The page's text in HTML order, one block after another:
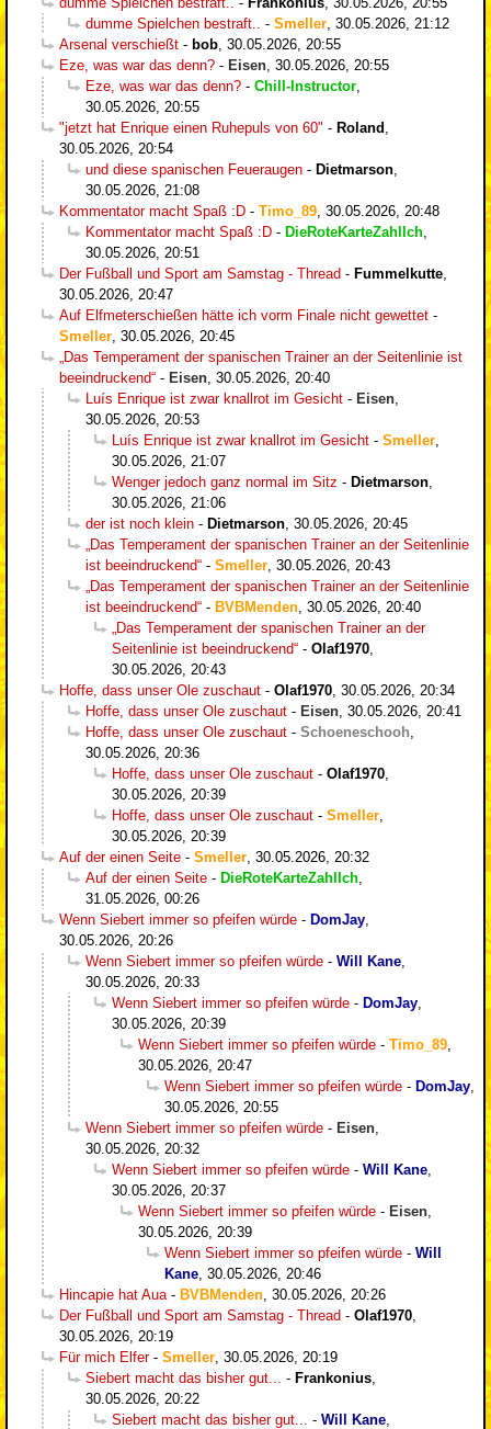
dumme Spielchen bestraft..
- Smeller 30.05.2026, 21:12
Arsenal verschießt - bob 30.05.2026, 20:55
Eze, was war das denn? - Eisen 30.05.2026, 20:55
Eze, was war das denn? - Chill-Instructor
30.05.2026, 20:55
"jetzt hat Enrique einen Ruhepuls von 60" - Roland
30.05.2026, 20:54
und diese spanischen Feueraugen - Dietmarson
30.05.2026, 21:08
Kommentator macht Spaß :D - Timo_89 30.05.2026, 20:48
Kommentator macht Spaß :D - DieRoteKarteZahlIch
30.05.2026, 20:51
Der Fußball und Sport am Samstag - Thread - Fummelkutte
30.05.2026, 20:47
Auf Elfmeterschießen hätte ich vorm Finale nicht gewettet -
Smeller 30.05.2026, 20:45
„Das Temperament der spanischen Trainer an der Seitenlinie ist
beeindruckend“ - Eisen 30.05.2026, 20:40
Luís Enrique ist zwar knallrot im Gesicht - Eisen
30.05.2026, 20:53
Luís Enrique ist zwar knallrot im Gesicht - Smeller
30.05.2026, 21:07
Wenger jedoch ganz normal im Sitz - Dietmarson
30.05.2026, 21:06
der ist noch klein - Dietmarson 30.05.2026, 20:45
„Das Temperament der spanischen Trainer an der Seitenlinie
ist beeindruckend“ - Smeller 30.05.2026, 20:43
„Das Temperament der spanischen Trainer an der Seitenlinie
ist beeindruckend“ - BVBMenden 30.05.2026, 20:40
„Das Temperament der spanischen Trainer an der
Seitenlinie ist beeindruckend“ - Olaf1970
30.05.2026, 20:43
Hoffe, dass unser Ole zuschaut - Olaf1970 30.05.2026, 20:34
Hoffe, dass unser Ole zuschaut - Eisen 30.05.2026, 20:41
Hoffe, dass unser Ole zuschaut - Schoeneschooh
30.05.2026, 20:36
Hoffe, dass unser Ole zuschaut - Olaf1970
30.05.2026, 20:39
Hoffe, dass unser Ole zuschaut - Smeller
30.05.2026, 20:39
Auf der einen Seite - Smeller 30.05.2026, 20:32
Auf der einen Seite - DieRoteKarteZahlIch
31.05.2026, 00:26
Wenn Siebert immer so pfeifen würde - DomJay
30.05.2026, 20:26
Wenn Siebert immer so pfeifen würde - Will Kane
30.05.2026, 20:33
Wenn Siebert immer so pfeifen würde - DomJay
30.05.2026, 20:39
Wenn Siebert immer so pfeifen würde - Timo_89
30.05.2026, 20:47
Wenn Siebert immer so pfeifen würde - DomJay
30.05.2026, 20:55
Wenn Siebert immer so pfeifen würde - Eisen
30.05.2026, 20:32
Wenn Siebert immer so pfeifen würde - Will Kane
30.05.2026, 20:37
Wenn Siebert immer so pfeifen würde - Eisen
30.05.2026, 20:39
Wenn Siebert immer so pfeifen würde - Will
Kane 30.05.2026, 20:46
Hincapie hat Aua - BVBMenden 30.05.2026, 20:26
Der Fußball und Sport am Samstag - Thread - Olaf1970
30.05.2026, 20:19
Für mich Elfer- Smeller 30.05.2026, 20:19
Siebert macht das bisher gut...
- Frankonius
30.05.2026, 20:22
Siebert macht das bisher gut...
- Will Kane